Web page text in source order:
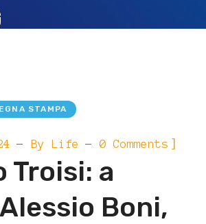
STAMPA
ByLife 0 Comments ]
Troisi: a
Boni,